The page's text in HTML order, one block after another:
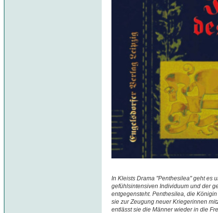
In Kleists Drama "Penthesilea" geht es
gefühlsintensiven Individuum und der
entgegensteht. Penthesilea, die
sie zur Zeugung neuer Kriegerinnen
entlässt sie die Männer wieder in die